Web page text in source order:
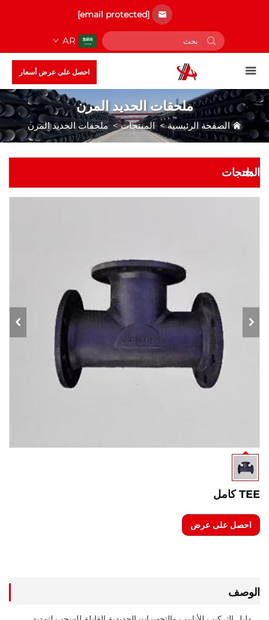
[email protected]
AR
احصل على عرض أسعار
ملحقات الحديد المرن
الصفحة الرئيسية>المنتجات>ملحقات الحديد المرن
المنتجات
TEE كامل
احصل على عرض
الوصف